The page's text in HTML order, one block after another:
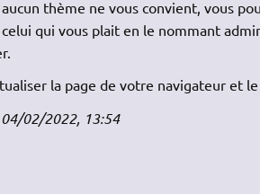
thème ne vous convient, vous
qui vous plait en le nommant
la page de votre navigateur et
02/2022, 13:54